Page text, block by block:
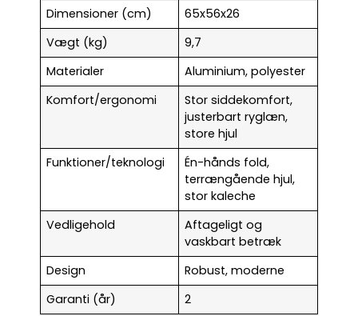
Dimensioner (cm)
65x56x26
Vægt (kg)
9,7
Materialer
Aluminium, polyester
Komfort/ergonomi
Stor siddekomfort,
justerbart ryglæn,
store hjul
Funktioner/teknologi
Én-hånds fold,
terrængående hjul,
stor kaleche
Vedligehold
Aftageligt og
vaskbart betræk
Design
Robust, moderne
Garanti (år)
2